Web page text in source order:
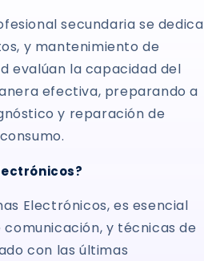
secundaria se dedica
y mantenimiento de
evalúan la capacidad del
efectiva, preparando a
y reparación de
Electrónicos, es esencial
y técnicas de
con las últimas